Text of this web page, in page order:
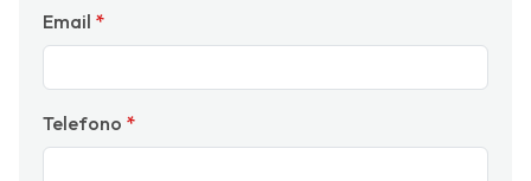
Email *
Telefono *